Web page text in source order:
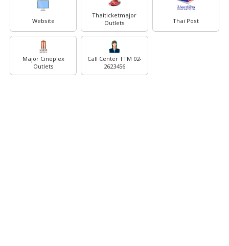
Website
Thaiticketmajor
Outlets
Thai Post
Major Cineplex
Outlets
Call Center TTM 02-
2623456